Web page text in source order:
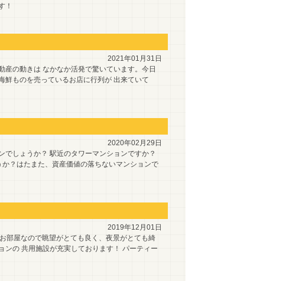
す！
2021年01月31日
の動きは なかなか活発で驚いています。今日
鮮ものを売っているお店に行列が 出来ていて
2020年02月29日
しょうか？ 駅近のタワーマンションですか？
？はたまた、資産価値の落ちないマンションで
2019年12月01日
部屋なので眺望がとても良く、夜景がとても綺
ンの 共用施設が充実しております！ パーティー